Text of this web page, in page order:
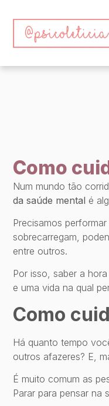
Como
Num mundo tão
da saúde mental é
Precisamos
sobrecarregam,
entre outros.
Por isso, saber a
e uma vida na qual
Como
Há quanto tempo
outros afazeres? E,
É muito comum as
Parar para pensar na